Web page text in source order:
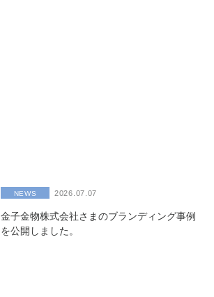
NEWS 2026.07.07
金子金物株式会社さまのブランディング事例
を公開しました。